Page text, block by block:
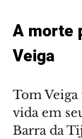
A morte
Veiga
Tom
vida em
Barra da